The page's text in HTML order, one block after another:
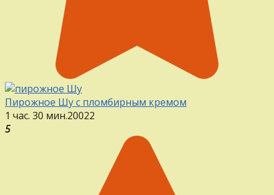
Пирожное Шу с пломбирным кремом
1 час. 30 мин.20022
5